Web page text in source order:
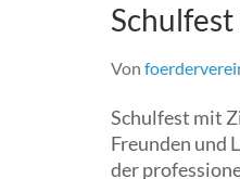
Von
Schulfest mit
Freunden und
der